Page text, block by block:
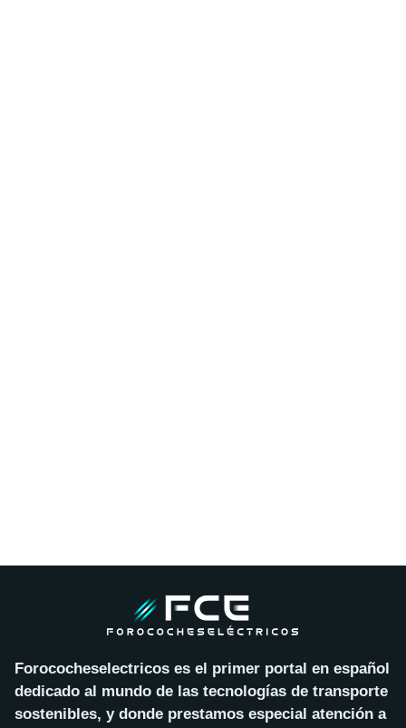
Forococheselectricos es el primer portal en español
dedicado al mundo de las tecnologías de transporte
sostenibles, y donde prestamos especial atención a